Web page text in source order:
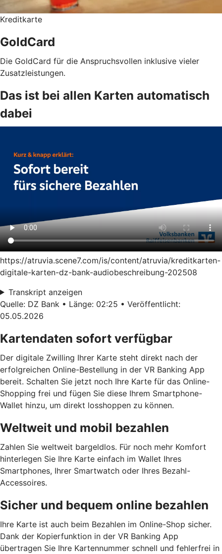
Kreditkarte
GoldCard
Die GoldCard für die Anspruchsvollen inklusive vieler
Zusatzleistungen.
Das ist bei allen Karten automatisch
dabei
https://atruvia.scene7.com/is/content/atruvia/kreditkarten-
digitale-karten-dz-bank-audiobeschreibung-202508
Transkript anzeigen
Quelle: DZ Bank • Länge: 02:25 • Veröffentlicht:
05.05.2026
Kartendaten sofort verfügbar
Der digitale Zwilling Ihrer Karte steht direkt nach der
erfolgreichen Online-Bestellung in der VR Banking App
bereit. Schalten Sie jetzt noch Ihre Karte für das Online-
Shopping frei und fügen Sie diese Ihrem Smartphone-
Wallet hinzu, um direkt losshoppen zu können.
Weltweit und mobil bezahlen
Zahlen Sie weltweit bargeldlos. Für noch mehr Komfort
hinterlegen Sie Ihre Karte einfach im Wallet Ihres
Smartphones, Ihrer Smartwatch oder Ihres Bezahl-
Accessoires.
Sicher und bequem online bezahlen
Ihre Karte ist auch beim Bezahlen im Online-Shop sicher.
Dank der Kopierfunktion in der VR Banking App
übertragen Sie Ihre Kartennummer schnell und fehlerfrei in